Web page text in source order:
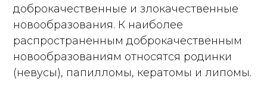
доброкачественные и злокачественные
новообразования. К наиболее
распространенным доброкачественным
новообразованиям относятся родинки
(невусы), папилломы, кератомы и липомы.